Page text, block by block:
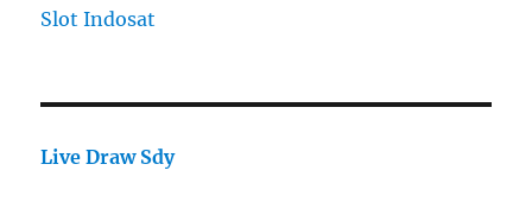
Slot Indosat
Live Draw Sdy